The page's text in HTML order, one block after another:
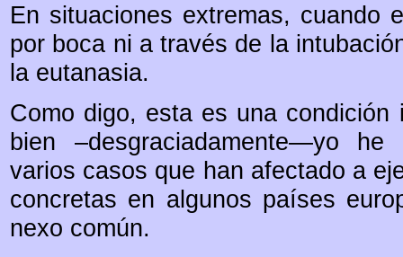
En situaciones extremas, cuando
por boca ni a través de la
la eutanasia.
Como digo, esta es una
bien –desgraciadamente—yo
varios casos que han afectado a
concretas en algunos países
nexo común.